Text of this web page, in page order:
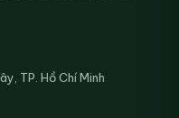
TP. Hồ Chí Minh